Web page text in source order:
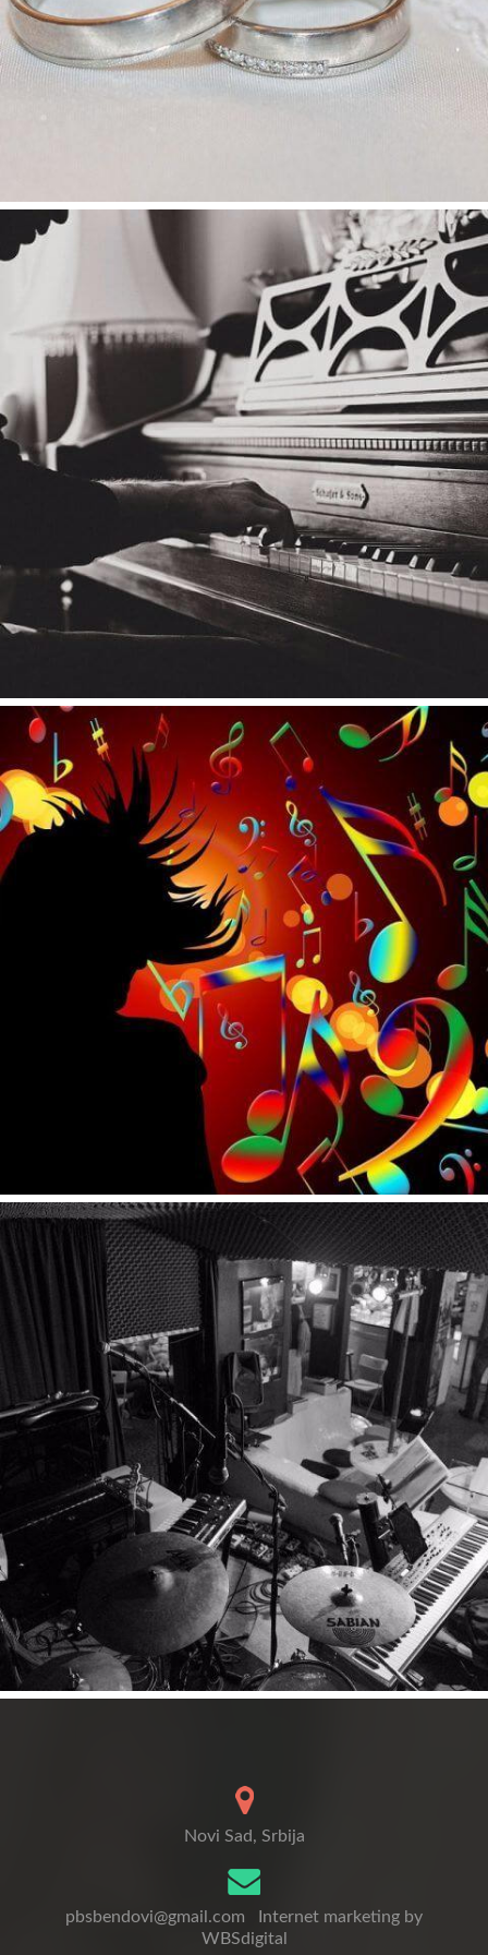
Novi Sad, Srbija
pbsbendovi@gmail.com
Internet marketing by
WBSdigital